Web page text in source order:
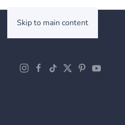
Skip to main content